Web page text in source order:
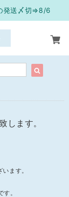
発送〆切⇒8/6
します。
ます。
。